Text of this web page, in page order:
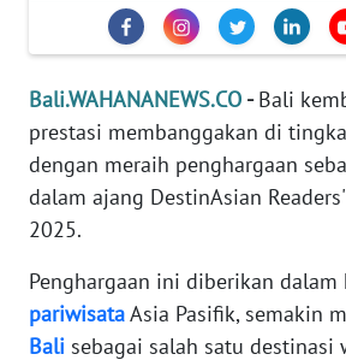
Bali.WAHANANEWS.CO -Bali
prestasi membanggakan di
dengan meraih penghargaan
dalam ajang DestinAsian
2025.
Penghargaan ini diberikan
pariwisataAsia Pasifik, semakin
Bali sebagai salah satu destinasi
SIBER
REDAKSI
KARIR
Wahana
News